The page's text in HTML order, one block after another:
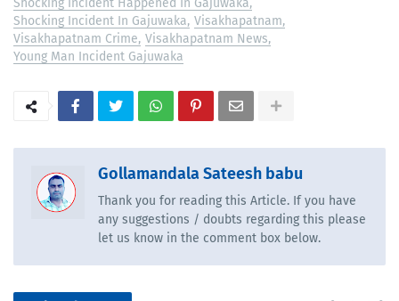
Shocking Incident Happened In Gajuwaka
Shocking Incident In Gajuwaka Visakhapatnam
Visakhapatnam Crime Visakhapatnam News
Young Man Incident Gajuwaka
Gollamandala Sateesh babu
Thank you for reading this Article. If you have
any suggestions / doubts regarding this please
let us know in the comment box below.